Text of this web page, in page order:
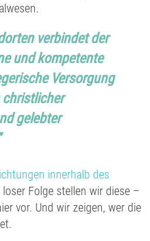
verbindet der
und kompetente
Versorgung
gelebter
innerhalb des
loser Folge stellen wir diese –
vor. Und wir zeigen, wer die